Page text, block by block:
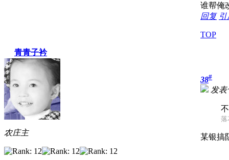
谁帮俺
回复
TOP
青青子衿
农庄主
38#
发表
落
某银搞